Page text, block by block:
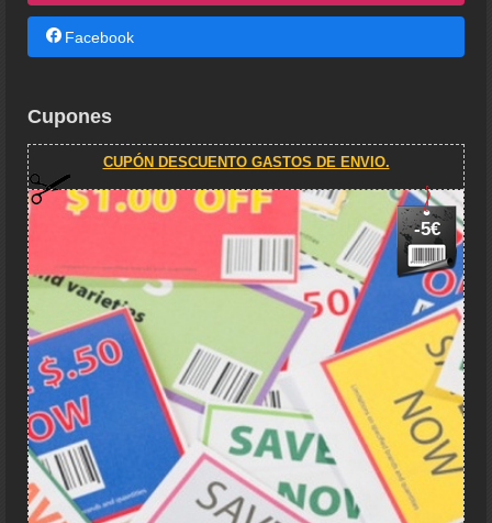
Facebook
Cupones
CUPÓN DESCUENTO GASTOS DE ENVIO.
-5€